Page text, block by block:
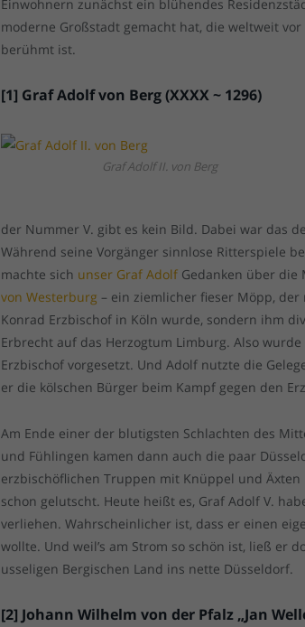
Einwohnern zunächst ein blühendes
moderne Großstadt gemacht hat, die weltweit
berühmt ist.
[1] Graf Adolf von Berg (XXXX ~ 1296)
Graf Adolf II. von Berg
der Nummer V. gibt es kein Bild. Dabei war das
Während seine Vorgänger sinnlose Ritterspiele
machte sich unser Graf Adolf Gedanken über die
von Westerburg – ein ziemlicher fieser Möpp,
Konrad Erzbischof in Köln wurde, sondern ihm
Erbrecht auf das Herzogtum Limburg. Also
Erzbischof vorgesetzt. Und Adolf nutzte die
er die kölschen Bürger beim Kampf gegen den
Am Ende einer der blutigsten Schlachten des
und Fühlingen kamen dann auch die paar
erzbischöflichen Truppen mit Knüppel und
schon gelutscht. Heute heißt es, Graf Adolf V.
verliehen. Wahrscheinlicher ist, dass er einen
wollte. Und weil’s am Strom so schön ist, ließ er
usseligen Bergischen Land ins nette Düsseldorf.
[2] Johann Wilhelm von der Pfalz „Jan